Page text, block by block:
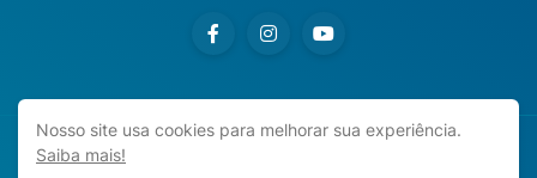
Copyright ©
Nosso site usa cookies para melhorar sua experiência.
Saiba mais!